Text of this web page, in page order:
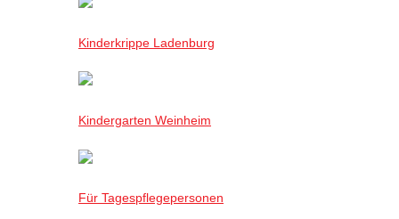
Kinderkrippe Ladenburg
Kindergarten Weinheim
Für Tagespflegepersonen